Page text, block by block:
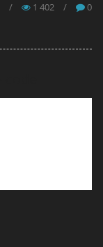
/ 1 402 / 0